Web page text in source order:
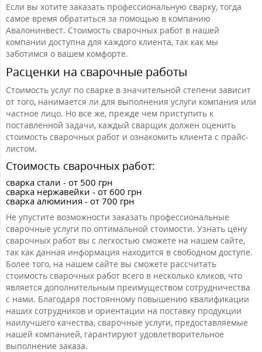
Если вы хотите заказать профессиональную сварку, тогда
самое время обратиться за помощью в компанию
Авалонинвест. Стоимость сварочных работ в нашей
компании доступна для каждого клиента, так как мы
заботимся о вашем комфорте.
Расценки на сварочные работы
Стоимость услуг по сварке в значительной степени зависит
от того, нанимается ли для выполнения услуги компания или
частное лицо. Но все же, прежде чем приступить к
поставленной задачи, каждый сварщик должен оценить
стоимость сварочных работ и ознакомить клиента с прайс-
листом.
Стоимость сварочных работ:
сварка стали - от 500 грн
сварка нержавейки - от 600 грн
сварка алюминия - от 700 грн
Не упустите возможности заказать профессиональные
сварочные услуги по оптимальной стоимости. Узнать цену
сварочных работ вы с легкостью сможете на нашем сайте,
так как данная информация находится в свободном доступе.
Более того, на нашем сайте вы сможете рассчитать
стоимость сварочных работ всего в несколько кликов, что
является дополнительным преимуществом сотрудничества
с нами. Благодаря постоянному повышению квалификации
наших сотрудников и ориентации на поставку продукции
наилучшего качества, сварочные услуги, предоставляемые
нашей компанией, гарантируют удовлетворительное
выполнение заказа.